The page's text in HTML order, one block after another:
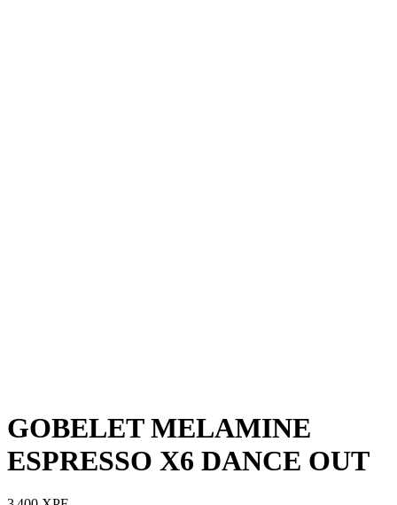
GOBELET MELAMINE
ESPRESSO X6 DANCE OUT